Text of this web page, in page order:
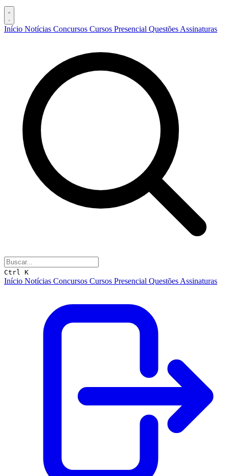
Início Notícias Concursos Cursos Presencial Questões Assinaturas
Ctrl K
Início Notícias Concursos Cursos Presencial Questões Assinaturas